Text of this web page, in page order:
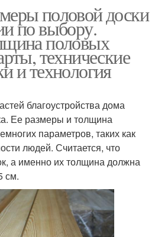
половой доски
по выбору.
половых
технические
и технология
благоустройства дома
Ее размеры и толщина
параметров, таких как
людей. Считается, что
а именно их толщина должна
см.